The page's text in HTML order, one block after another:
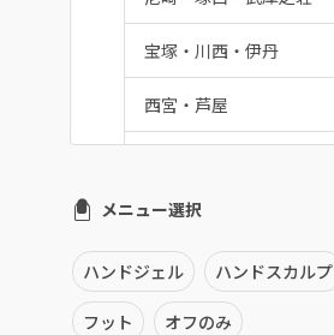
宝塚・川西・伊丹
西宮・芦屋
神戸・兵庫区・長田区
須磨区・垂水区・西区
三田・北区
メニュー選択
ハンドジェル ハンドスカルプ
フット オフのみ